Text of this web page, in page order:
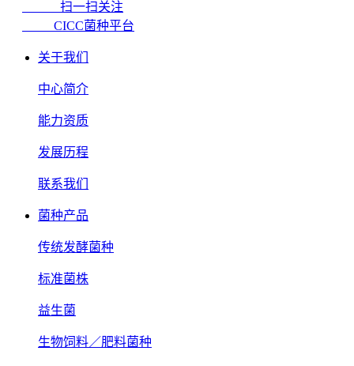
扫一扫关注
CICC菌种平台
关于我们
中心简介
能力资质
发展历程
联系我们
菌种产品
传统发酵菌种
标准菌株
益生菌
生物饲料／肥料菌种